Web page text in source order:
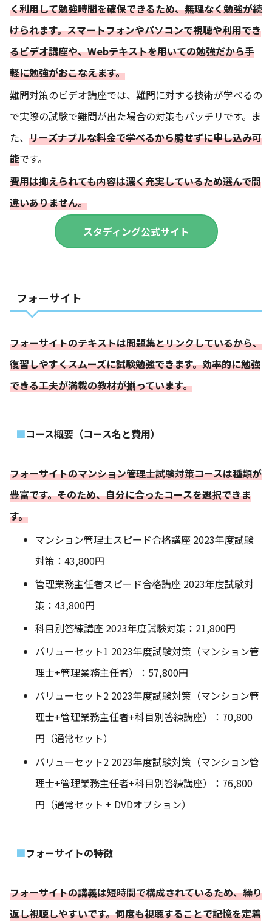
く利用して勉強時間を確保できるため、無理なく勉強が続
けられます。スマートフォンやパソコンで視聴や利用でき
るビデオ講座や、Webテキストを用いての勉強だから手
軽に勉強がおこなえます。
難問対策のビデオ講座では、難問に対する技術が学べるの
で実際の試験で難問が出た場合の対策もバッチリです。ま
た、 リーズナブルな料金で学べるから臆せずに申し込み可
能です。
費用は抑えられても内容は濃く充実しているため選んで間
違いありません。
スタディング公式サイト
フォーサイト
フォーサイトのテキストは問題集とリンクしているから、
復習しやすくスムーズに試験勉強できます。効率的に勉強
できる工夫が満載の教材が揃っています。
コース概要（コース名と費用）
フォーサイトのマンション管理士試験対策コースは種類が
豊富です。そのため、自分に合ったコースを選択できま
す。
マンション管理士スピード合格講座 2023年度試験
対策：43,800円
管理業務主任者スピード合格講座 2023年度試験対
策：43,800円
科目別答練講座 2023年度試験対策：21,800円
バリューセット1 2023年度試験対策（マンション管
理士+管理業務主任者）：57,800円
バリューセット2 2023年度試験対策（マンション管
理士+管理業務主任者+科目別答練講座）：70,800
円（通常セット）
バリューセット2 2023年度試験対策（マンション管
理士+管理業務主任者+科目別答練講座）：76,800
円（通常セット + DVDオプション）
フォーサイトの特徴
フォーサイトの講義は短時間で構成されているため、繰り
返し視聴しやすいです。何度も視聴することで記憶を定着